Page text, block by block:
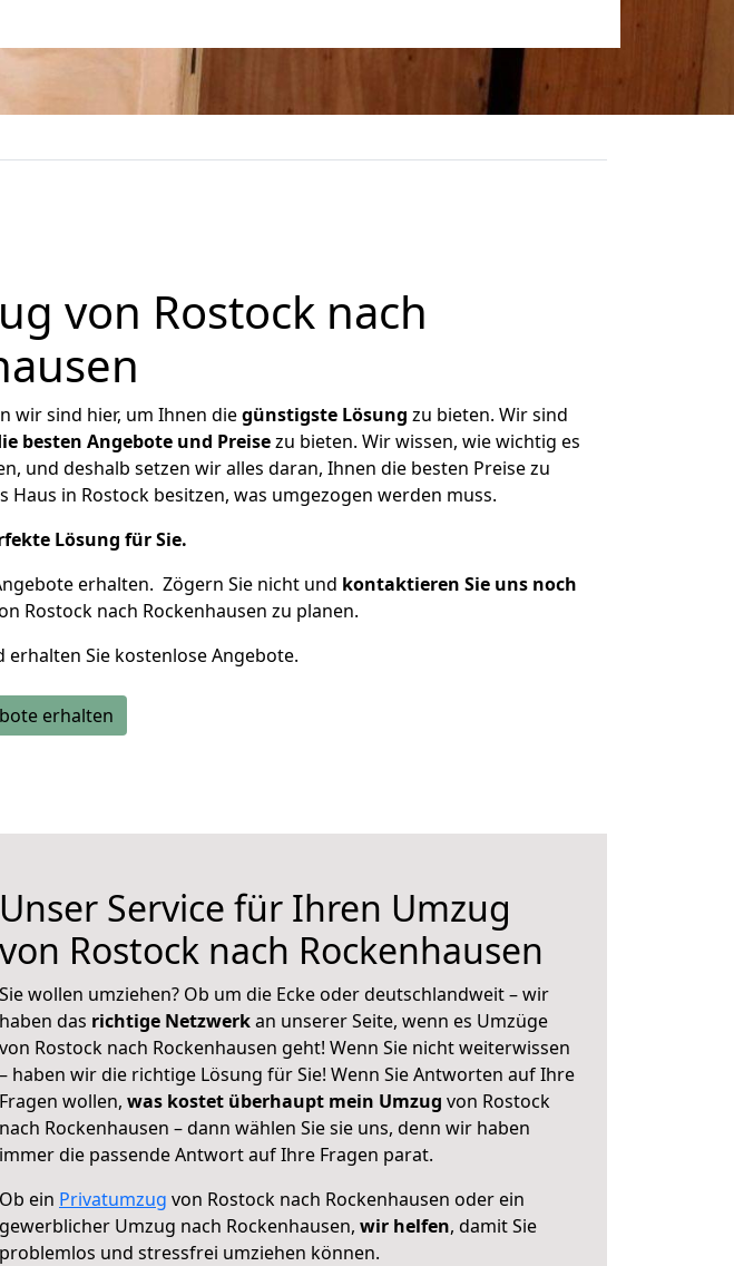
von Rostock nach
wir sind hier, um Ihnen diegünstigste Lösung zu bieten. Wir sind
besten Angebote und Preisezu bieten. Wir wissen, wie wichtig es
und deshalb setzen wir alles daran, Ihnen die besten Preise zu
in Rostock besitzen, was umgezogen werden muss.
Lösung für Sie.
erhalten. Zögern Sie nicht und kontaktieren Sie uns noch
Rostock nach Rockenhausen zu planen.
erhalten Sie kostenlose Angebote.
erhalten
Unser Service für Ihren Umzug
von Rostock nach Rockenhausen
Sie wollen umziehen? Ob um die Ecke oder deutschlandweit – wir
haben das richtige Netzwerkan unserer Seite, wenn es Umzüge
von Rostock nach Rockenhausen geht! Wenn Sie nicht weiterwissen
– haben wir die richtige Lösung für Sie! Wenn Sie Antworten auf Ihre
Fragen wollen, was kostet überhaupt mein Umzug von Rostock
nach Rockenhausen – dann wählen Sie sie uns, denn wir haben
immer die passende Antwort auf Ihre Fragen parat.
Ob ein Privatumzug von Rostock nach Rockenhausen oder ein
gewerblicher Umzug nach Rockenhausen, wir helfen, damit Sie
problemlos und stressfrei umziehen können.